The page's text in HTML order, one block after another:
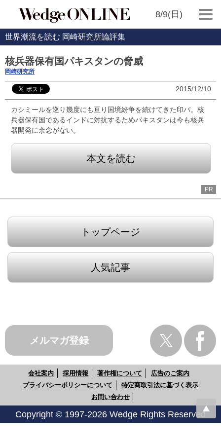
8/9(日)
世界潮流を読む 岡崎研究所論評集
核兵器保有国パキスタンの脅威
岡崎研究所
2015/12/10
カシミールを巡り幾度にも亘り国境紛争を続けてきた印パ。核
兵器保有国であるインドに対抗するためパキスタンは今も核兵
器開発に余念がない。
本文を読む
PR
トップページ
人気記事
メルマガ登録
会社案内 採用情報 著作権について
広告のご案内
プライバシーポリシーについて
特定商取引法に基づく表示
お問い合わせ
Copyright © 1997-2026 Wedge Rights Reserved